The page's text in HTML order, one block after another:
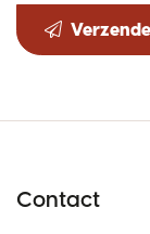
Contact